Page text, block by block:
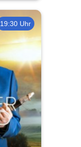
19:30 Uhr